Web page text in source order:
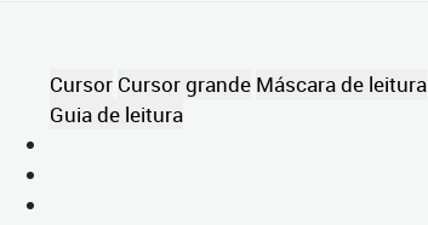
Cursor Cursor grande Máscara de leitura
Guia de leitura